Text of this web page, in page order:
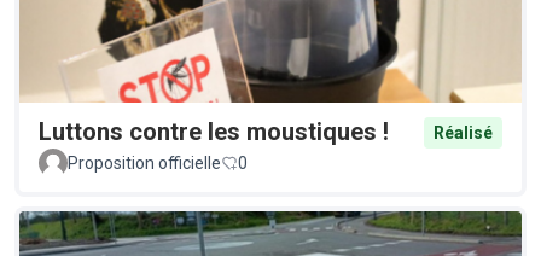
Luttons contre les moustiques !
Réalisé
Proposition officielle
0